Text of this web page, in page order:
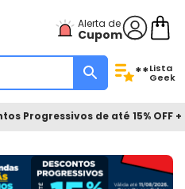
Alerta de
Cupom
**Lista
Geek
Progressivos de até 15% OFF